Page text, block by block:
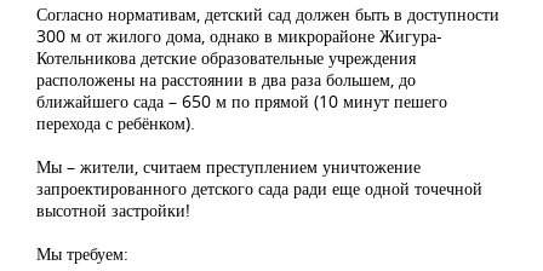
Согласно нормативам, детский сад должен быть в доступности
300 м от жилого дома, однако в микрорайоне Жигура-
Котельникова детские образовательные учреждения
расположены на расстоянии в два раза большем, до
ближайшего сада – 650 м по прямой (10 минут пешего
перехода с ребёнком).
Мы – жители, считаем преступлением уничтожение
запроектированного детского сада ради еще одной точечной
высотной застройки!
Мы требуем: